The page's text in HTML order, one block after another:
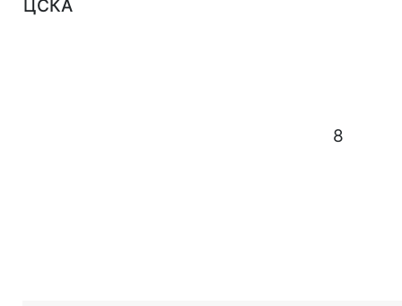
ЦСКА
8